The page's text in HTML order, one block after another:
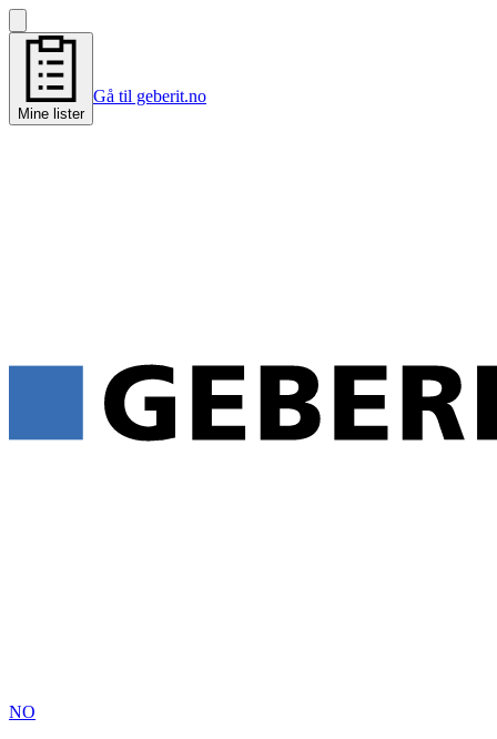
Mine lister
Gå til geberit.no
NO